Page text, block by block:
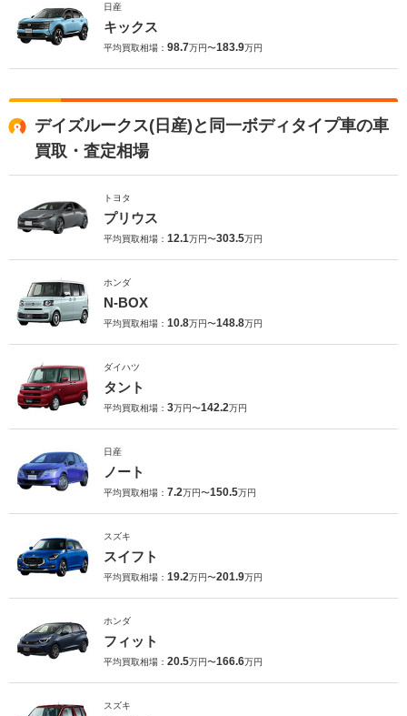
日産
キックス
平均買取相場： 98.7万円〜183.9万円
デイズルークス(日産)と同一ボディタイプ車の車
買取・査定相場
トヨタ
プリウス
平均買取相場： 12.1万円〜303.5万円
ホンダ
N-BOX
平均買取相場： 10.8万円〜148.8万円
ダイハツ
タント
平均買取相場： 3万円〜142.2万円
日産
ノート
平均買取相場： 7.2万円〜150.5万円
スズキ
スイフト
平均買取相場： 19.2万円〜201.9万円
ホンダ
フィット
平均買取相場： 20.5万円〜166.6万円
スズキ